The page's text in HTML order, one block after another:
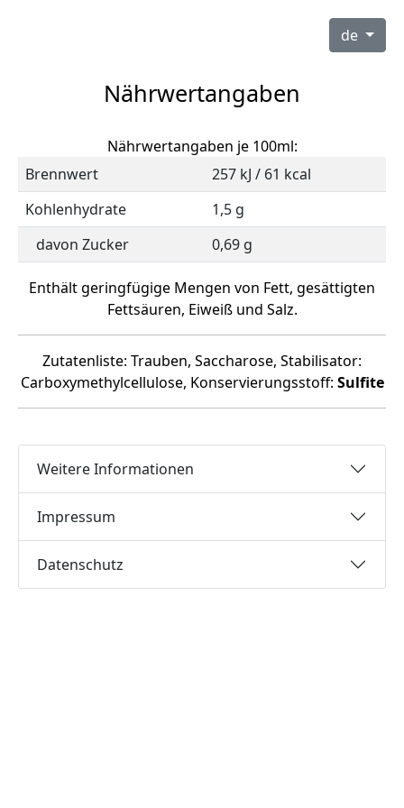
de
Nährwertangaben
Nährwertangaben je 100ml:
Brennwert
257 kJ / 61 kcal
Kohlenhydrate
1,5 g
davon Zucker
0,69 g
Enthält geringfügige Mengen von Fett, gesättigten
Fettsäuren, Eiweiß und Salz.
Zutatenliste: Trauben, Saccharose, Stabilisator:
Carboxymethylcellulose, Konservierungsstoff: Sulfite
Weitere Informationen
Impressum
Datenschutz